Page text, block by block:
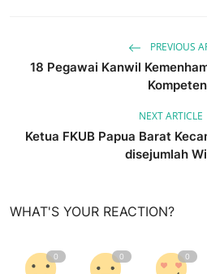
PREVIOUS
18 Pegawai Kanwil
NEXT ARTICLE
Ketua FKUB Papua Barat
disejumlah
WHAT'S YOUR REACTION?
0 0 0